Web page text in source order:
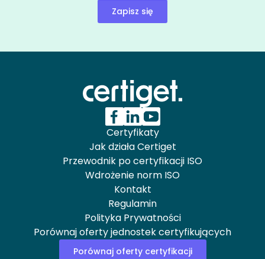
Zapisz się
Certyfikaty
Jak działa Certiget
Przewodnik po certyfikacji ISO
Wdrożenie norm ISO
Kontakt
Regulamin
Polityka Prywatności
Porównaj oferty jednostek certyfikujących
Porównaj oferty certyfikacji